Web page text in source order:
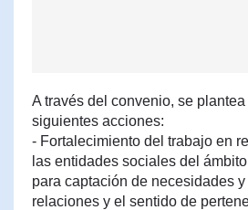
A través del convenio, se
siguientes acciones:
- Fortalecimiento del trabajo en
las entidades sociales del
para captación de necesidades
relaciones y el sentido de